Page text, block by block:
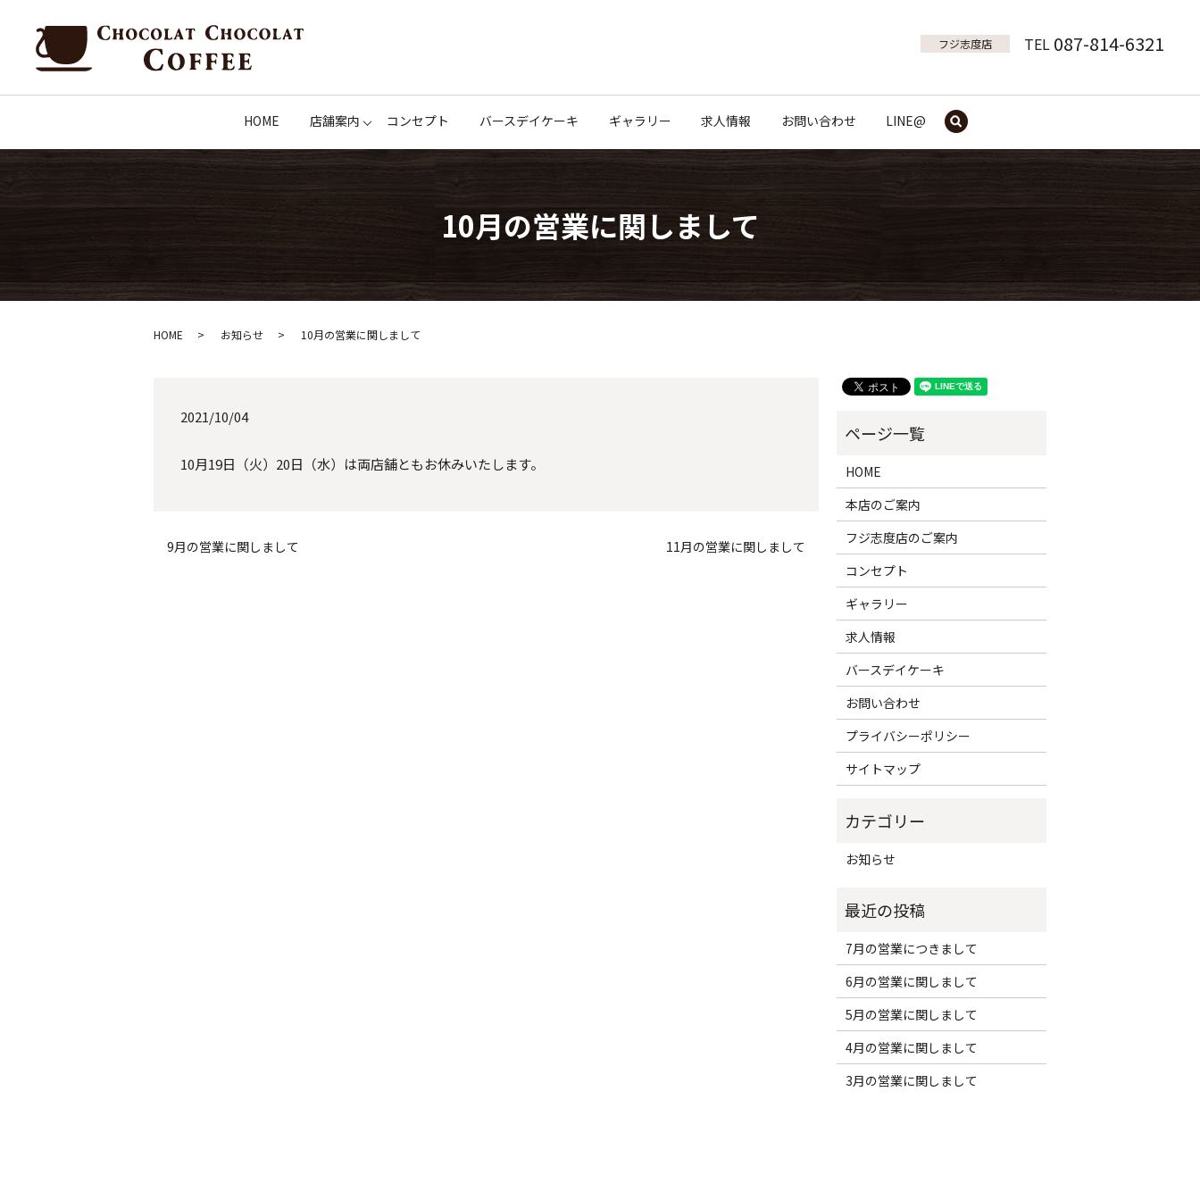
HOME 店舗案内 コンセプト バースデイケーキ ギャラリー 求人情報 お問い合わせ LINE@ search
フジ志度店 TEL 087-814-6321
10月の営業に関しまして
HOME お知らせ 10月の営業に関しまして
2021/10/04
10月19日（火）20日（水）は両店舗ともお休みいたします。
9月の営業に関しまして 11月の営業に関しまして
HOME
本店のご案内
フジ志度店のご案内
コンセプト
ギャラリー
求人情報
バースデイケーキ
お問い合わせ
プライバシーポリシー
サイトマップ
お知らせ
7月の営業につきまして
6月の営業に関しまして
5月の営業に関しまして
4月の営業に関しまして
3月の営業に関しまして